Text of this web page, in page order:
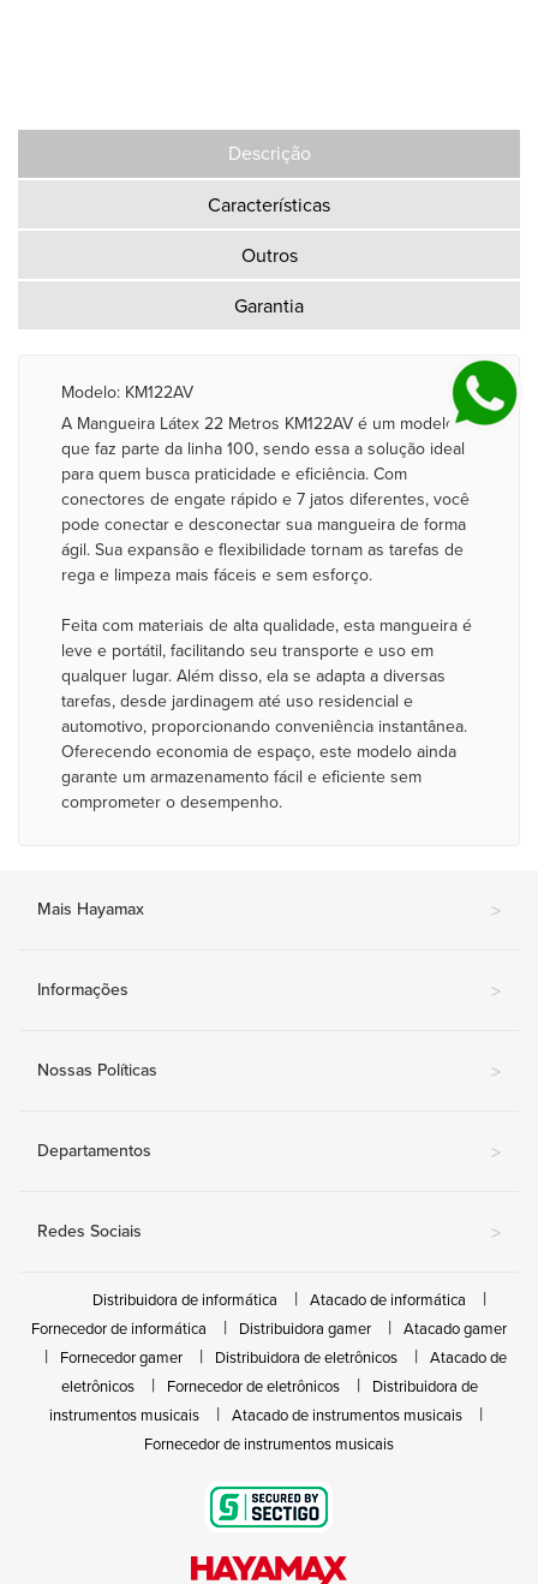
Descrição
Características
Outros
Garantia
Modelo: KM122AV
A Mangueira Látex 22 Metros KM122AV é um modelo
que faz parte da linha 100, sendo essa a solução ideal
para quem busca praticidade e eficiência. Com
conectores de engate rápido e 7 jatos diferentes, você
pode conectar e desconectar sua mangueira de forma
ágil. Sua expansão e flexibilidade tornam as tarefas de
rega e limpeza mais fáceis e sem esforço.
Feita com materiais de alta qualidade, esta mangueira é
leve e portátil, facilitando seu transporte e uso em
qualquer lugar. Além disso, ela se adapta a diversas
tarefas, desde jardinagem até uso residencial e
automotivo, proporcionando conveniência instantânea.
Oferecendo economia de espaço, este modelo ainda
garante um armazenamento fácil e eficiente sem
comprometer o desempenho.
Mais Hayamax >
Informações >
Nossas Políticas >
Departamentos >
Redes Sociais >
Distribuidora de informática
Atacado de informática
Fornecedor de informática
Distribuidora gamer
Atacado gamer
Fornecedor gamer
Distribuidora de eletrônicos
Atacado de
eletrônicos
Fornecedor de eletrônicos
Distribuidora de
instrumentos musicais
Atacado de instrumentos musicais
Fornecedor de instrumentos musicais